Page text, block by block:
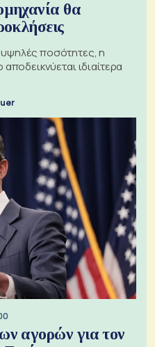
θα
ποσότητες, η
ιδιαίτερα
αγορών για τον